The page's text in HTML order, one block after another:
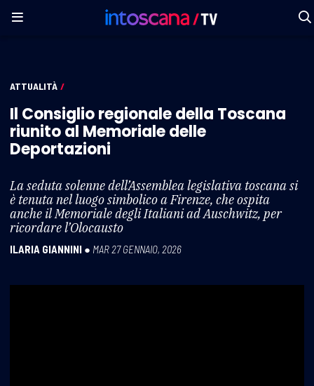
ATTUALITÀ /
Il Consiglio regionale della Toscana
riunito al Memoriale delle
Deportazioni
La seduta solenne dell’Assemblea legislativa toscana si
è tenuta nel luogo simbolico a Firenze, che ospita
anche il Memoriale degli Italiani ad Auschwitz, per
ricordare l’Olocausto
ILARIA GIANNINI ● MAR 27 GENNAIO, 2026